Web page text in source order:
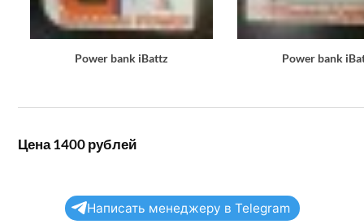
Power bank iBattz Power bank
Цена 1400 рублей
Написать менеджеру в Telegram